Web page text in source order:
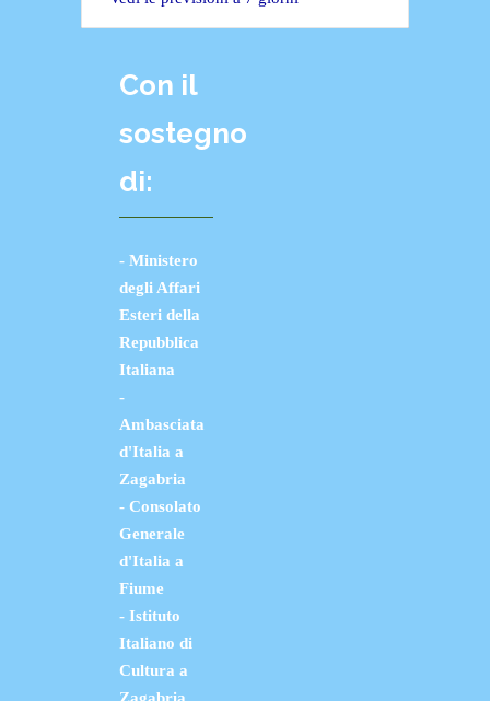
Con il
sostegno
di:
- Ministero
degli Affari
Esteri della
Repubblica
Italiana
-
Ambasciata
d'Italia a
Zagabria
- Consolato
Generale
d'Italia a
Fiume
- Istituto
Italiano di
Cultura a